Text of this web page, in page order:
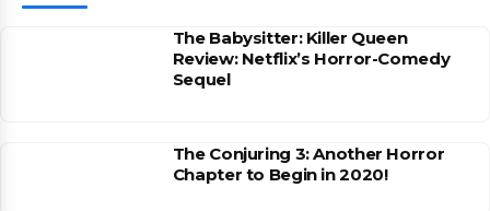
The Babysitter: Killer Queen
Review: Netflix’s Horror-Comedy
Sequel
The Conjuring 3: Another Horror
Chapter to Begin in 2020!